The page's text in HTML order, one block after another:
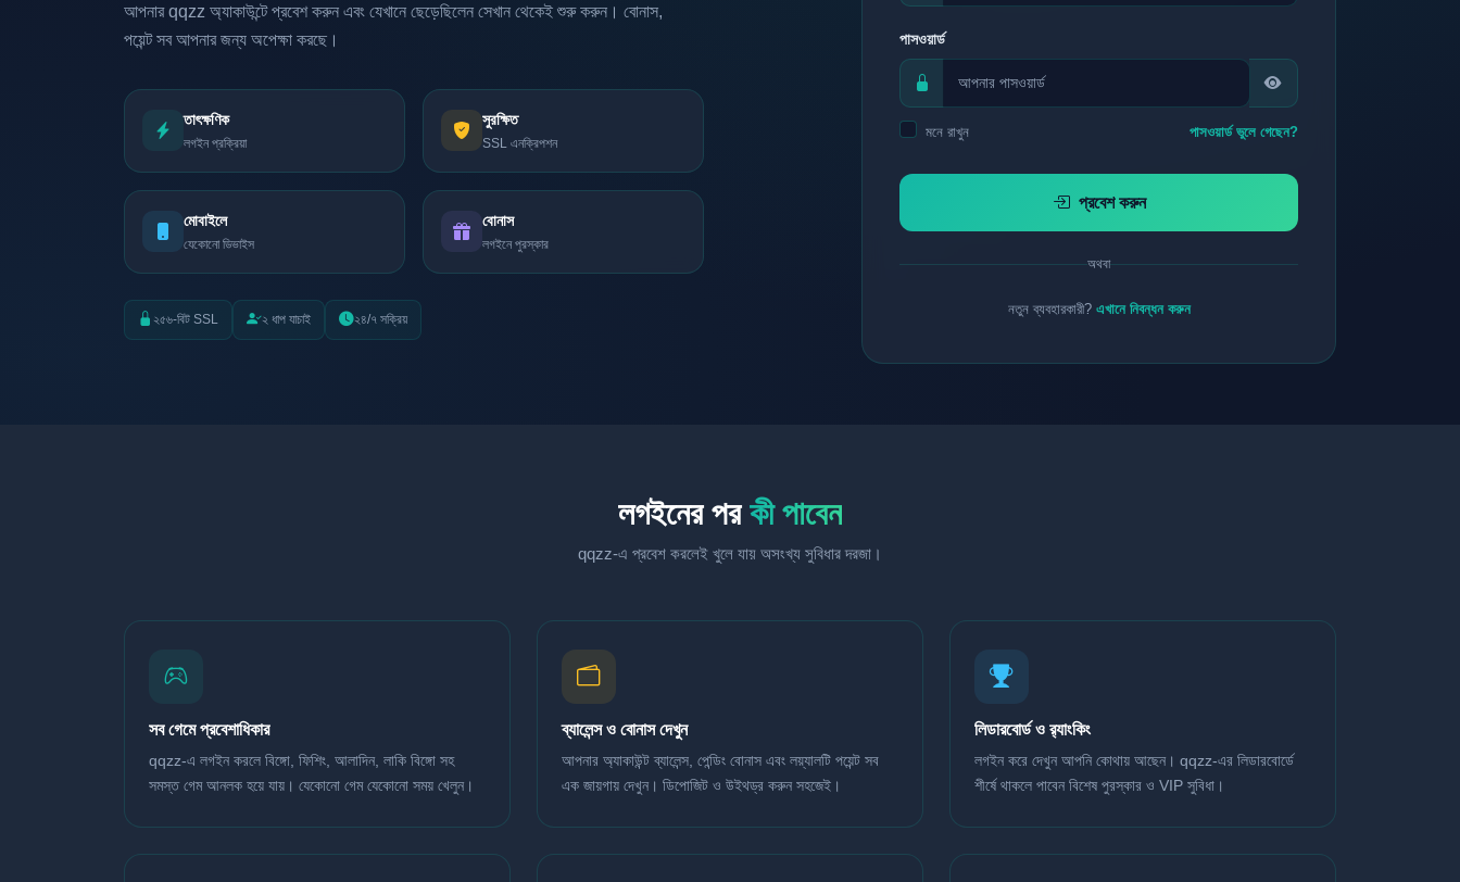
আপনার qqzz অ্যাকাউন্টে প্রবেশ করুন এবং যেখানে ছেড়েছিলেন সেখান থেকেই শুরু করুন। বোনাস,
পয়েন্ট সব আপনার জন্য অপেক্ষা করছে।
তাৎক্ষণিক
লগইন প্রক্রিয়া
সুরক্ষিত
SSL এনক্রিপশন
মোবাইলে
যেকোনো ডিভাইস
বোনাস
লগইনে পুরস্কার
২৫৬-বিট SSL ২ ধাপ যাচাই ২৪/৭ সক্রিয়
পাসওয়ার্ড
মনে রাখুন পাসওয়ার্ড ভুলে গেছেন?
প্রবেশ করুন
অথবা
নতুন ব্যবহারকারী? এখানে নিবন্ধন করুন
লগইনের পর কী পাবেন
qqzz-এ প্রবেশ করলেই খুলে যায় অসংখ্য সুবিধার দরজা।
সব গেমে প্রবেশাধিকার
qqzz-এ লগইন করলে বিঙ্গো, ফিশিং, আলাদিন, লাকি বিঙ্গো সহ
সমস্ত গেম আনলক হয়ে যায়। যেকোনো গেম যেকোনো সময় খেলুন।
ব্যালেন্স ও বোনাস দেখুন
আপনার অ্যাকাউন্ট ব্যালেন্স, পেন্ডিং বোনাস এবং লয়্যালটি পয়েন্ট সব
এক জায়গায় দেখুন। ডিপোজিট ও উইথড্র করুন সহজেই।
লিডারবোর্ড ও র‍্যাংকিং
লগইন করে দেখুন আপনি কোথায় আছেন। qqzz-এর লিডারবোর্ডে
শীর্ষে থাকলে পাবেন বিশেষ পুরস্কার ও VIP সুবিধা।